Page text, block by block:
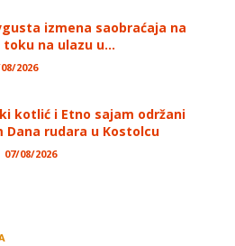
izmena saobraćaja na
na ulazu u...
2026
kotlić i Etno sajam održani
Dana rudara u Kostolcu
07/08/2026